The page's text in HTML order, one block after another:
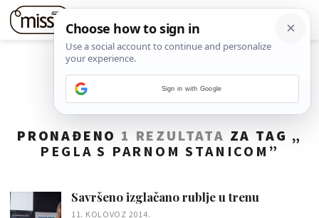
PRONAĐENO 1 REZULTATA ZA TAG „
PEGLA S PARNOM STANICOM ”
Savršeno izglačano rublje u trenu
11. KOLOVOZ 2014.
Sign in with Google